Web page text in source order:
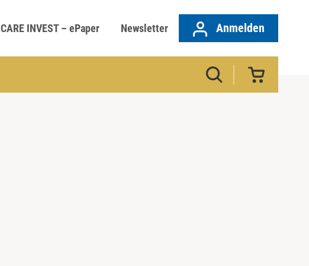
CARE INVEST – ePaper Newsletter Anmelden